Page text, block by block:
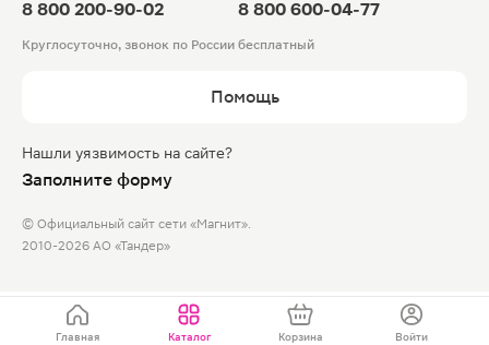
8 800 200-90-02 8 800 600-04-77
Круглосуточно, звонок по России бесплатный
Помощь
Нашли уязвимость на сайте?
Заполните форму
© Официальный сайт сети «Магнит».
2010-2026 АО «Тандер»
Главная Каталог Корзина Войти